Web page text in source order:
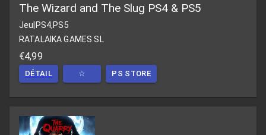
The Wizard and The Slug PS4 & PS5
Jeu|PS4,PS5
RATALAIKA GAMES SL
€4,99
DÉTAIL ☆ PS STORE